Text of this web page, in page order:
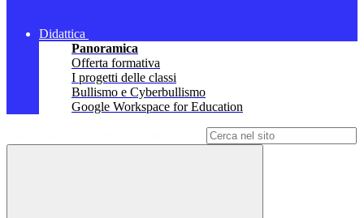
Didattica
Panoramica
Offerta formativa
I progetti delle classi
Bullismo e Cyberbullismo
Google Workspace for Education